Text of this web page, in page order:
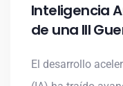
Inteligencia
de una III
El desarrollo